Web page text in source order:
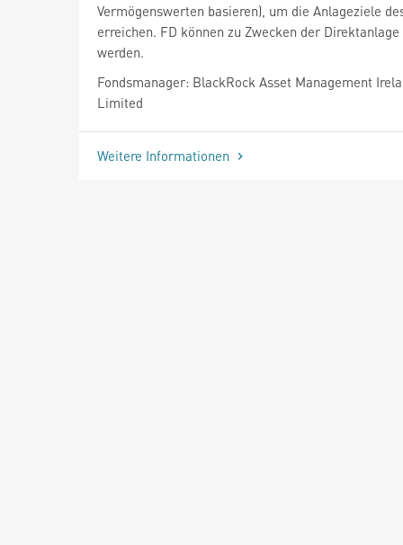
Vermögenswerten basieren), um die Anlageziele
erreichen. FD können zu Zwecken der
werden.
Fondsmanager: BlackRock Asset Management
Limited
Weitere Informationen